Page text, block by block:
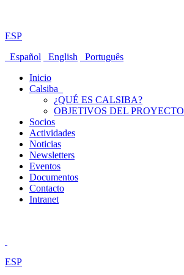
ESP
Español
English
Português
Inicio
Calsiba
¿QUÉ ES CALSIBA?
OBJETIVOS DEL PROYECTO
Socios
Actividades
Noticias
Newsletters
Eventos
Documentos
Contacto
Intranet
ESP